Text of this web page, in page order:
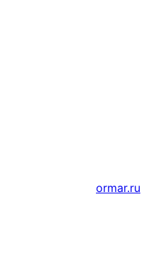
ormar.ru